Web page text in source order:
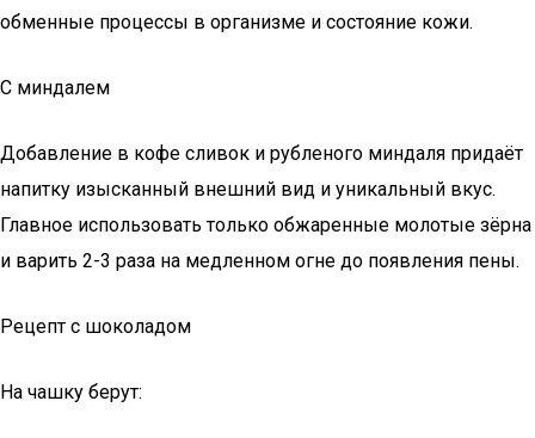
обменные процессы в организме и состояние кожи.
С миндалем
Добавление в кофе сливок и рубленого миндаля придаёт
напитку изысканный внешний вид и уникальный вкус.
Главное использовать только обжаренные молотые зёрна
и варить 2-3 раза на медленном огне до появления пены.
Рецепт с шоколадом
На чашку берут: